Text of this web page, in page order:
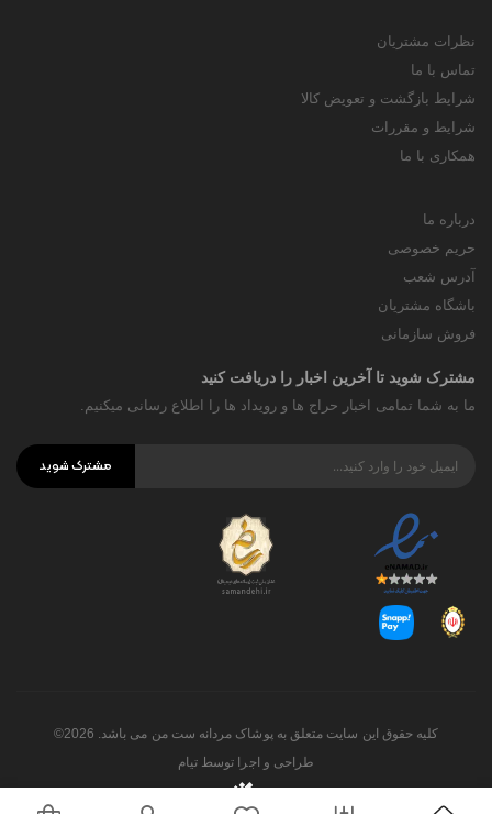
نظرات مشتریان
تماس با ما
شرایط بازگشت و تعویض کالا
شرایط و مقررات
همکاری با ما
درباره ما
حریم خصوصی
آدرس شعب
باشگاه مشتریان
فروش سازمانی
مشترک شوید تا آخرین اخبار را دریافت کنید
ما به شما تمامی اخبار حراج ها و رویداد ها را اطلاع رسانی میکنیم.
مشترک شوید
کلیه حقوق این سایت متعلق به پوشاک مردانه ست من می باشد. 2026©
طراحی و اجرا توسط تیام